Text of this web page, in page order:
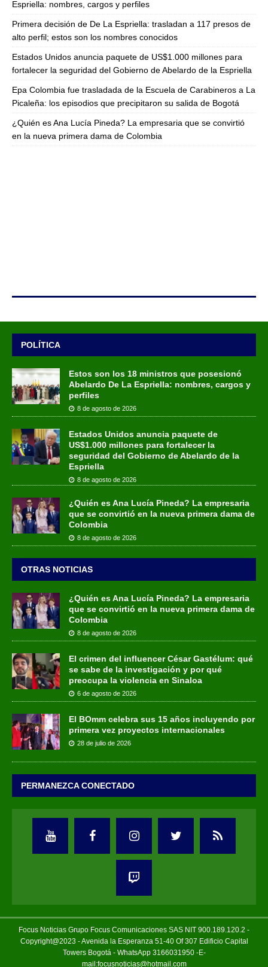
Espriella: nombres, cargos y perfiles
Primera decisión de De La Espriella: trasladan a 117 presos de
alto perfil; estos son los nombres conocidos
Estados Unidos anuncia paquete de US$1.000 millones para
fortalecer la seguridad del Gobierno de Abelardo de la Espriella
Epa Colombia fue trasladada de la Escuela de Carabineros a La
Picaleña: los episodios que precipitaron su salida de Bogotá
¿Quién es Ana Lucía Pineda? La empresaria que se convirtió
en la nueva primera dama de Colombia
POLÍTICA
Estos son los 18 ministros que posesionó
Abelardo De La Espriella: nombres, cargos y
perfiles
8 de agosto de 2026
Estados Unidos anuncia paquete de
US$1.000 millones para fortalecer la
seguridad del Gobierno de Abelardo de la
Espriella
8 de agosto de 2026
¿Quién es Ana Lucía Pineda? La empresaria
que se convirtió en la nueva primera dama de
Colombia
8 de agosto de 2026
OTRAS NOTICIAS
¿Quién es Ana Lucía Pineda? La empresaria
que se convirtió en la nueva primera dama de
Colombia
8 de agosto de 2026
El crimen del influencer César Gastélum: qué
se sabe de la investigación y por qué
preocupa la violencia en Sinaloa
6 de agosto de 2026
El BOmm celebra sus 15 años incluyendo por
primera vez proyectos internacionales
28 de julio de 2026
PERMANEZCA CONECTADO
Focus Noticias Grupo Focus Comunicaciones SAS NIT 900.189.120.2 -
Copyright@2023 - Avenida la Esperanza 51-40 Of 307 Edificio Capital
Towers Bogotá - WhatsApp 3166031950 -E-
mail:focusnoticias@hotmail.com